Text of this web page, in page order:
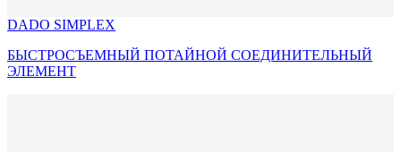
DADO SIMPLEX
БЫСТРОСЪЕМНЫЙ ПОТАЙНОЙ СОЕДИНИТЕЛЬНЫЙ
ЭЛЕМЕНТ